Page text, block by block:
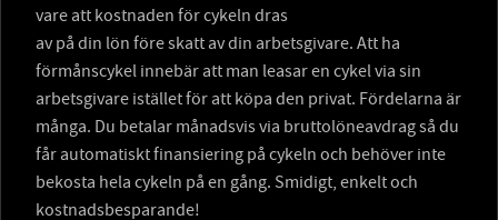
vare att kostnaden för cykeln dras
av på din lön före skatt av din arbetsgivare. Att ha
förmånscykel innebär att man leasar en cykel via sin
arbetsgivare istället för att köpa den privat. Fördelarna är
många. Du betalar månadsvis via bruttolöneavdrag så du
får automatiskt finansiering på cykeln och behöver inte
bekosta hela cykeln på en gång. Smidigt, enkelt och
kostnadsbesparande!